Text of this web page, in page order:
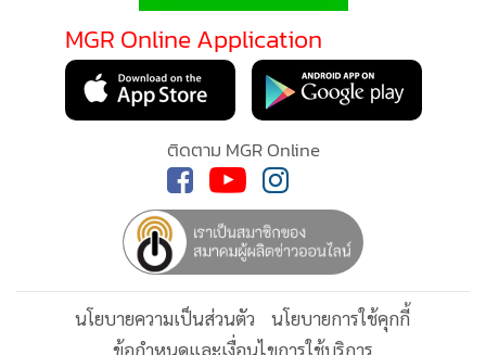
เหยียดหยามผู้ประท้วงทั้งๆ ที่ตัวรมต.ศึกษาฯ นั่นแหละที่เป็นคน
ผิดที่ไม่สามารถจัดการสอบอย่างเรียบร้อย และทำให้รัฐบาลต้อง
เสียค่าใช้จ่ายเพิ่มมหาศาลในการจัดสอบอีกครั้ง รวมทั้งความเสีย
หายทั้งเวลาและด้านเศรษฐกิจสำหรับนักศึกษาที่จะต้องจ่ายเพื่อ
เข้าสอบอีกครั้ง จนทำให้มันสมองบางคนเหล่านี้ตัดสินใจฆ่าตัว
นายอภิเจต จึงตัดสินใจเข้าร่วมประท้วงทันที และได้ทำ
แพลตฟอร์มในการประท้วงครั้งนี้ จนมีผู้เข้าติดตามกว่า 22 ล้าน
MGR Online Application
ติดตาม MGR Online
นโยบายความเป็นส่วนตัว
นโยบายการใช้คุกกี้
ข้อกำหนดและเงื่อนไขการใช้บริการ
MGR Online ใช้คุกกี้ (Cookies)
MGR Online ใช้คุกกี้ เพื่อจัดการข้อมูลส่วนบุคคลเพื่อนำเสนอ
ประสบการณ์คอนเทนต์ที่ดีที่สุดให้กับผู้อ่านบนเว็บไซต์ และ
เงื่อนไขการใช้งานเว็บไซต์
รับทราบ